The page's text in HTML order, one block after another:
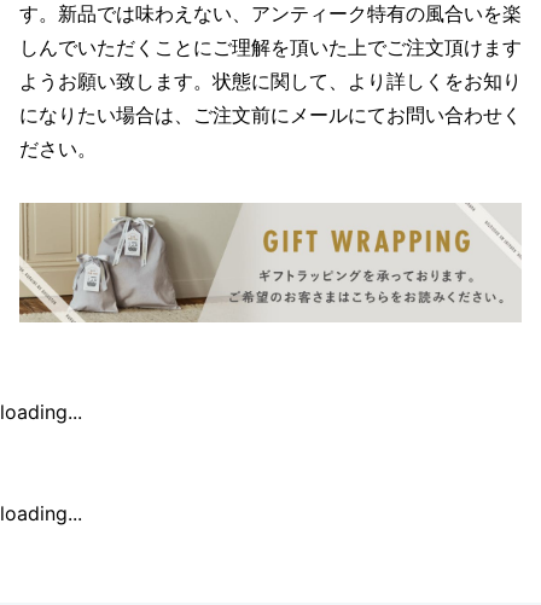
す。新品では味わえない、アンティーク特有の風合いを楽
しんでいただくことにご理解を頂いた上でご注文頂けます
ようお願い致します。状態に関して、より詳しくをお知り
になりたい場合は、ご注文前にメールにてお問い合わせく
ださい。
loading...
loading...